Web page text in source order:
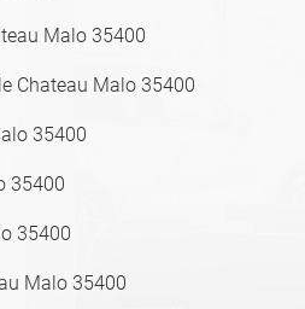
Malo 35400
Chateau Malo 35400
35400
35400
35400
Malo 35400